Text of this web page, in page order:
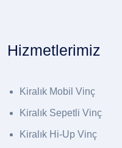
Hizmetlerimiz
Kiralık Mobil Vinç
Kiralık Sepetli Vinç
Kiralık Hi-Up Vinç